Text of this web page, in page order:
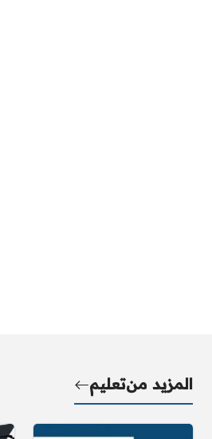
المزيد منتعليم